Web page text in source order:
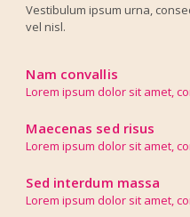
Vestibulum ipsum urna,
vel nisl.
Nam convallis
Lorem ipsum dolor sit amet,
Maecenas sed risus
Lorem ipsum dolor sit amet,
Sed interdum massa
Lorem ipsum dolor sit amet,